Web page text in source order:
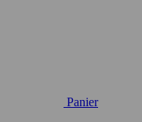
Panier